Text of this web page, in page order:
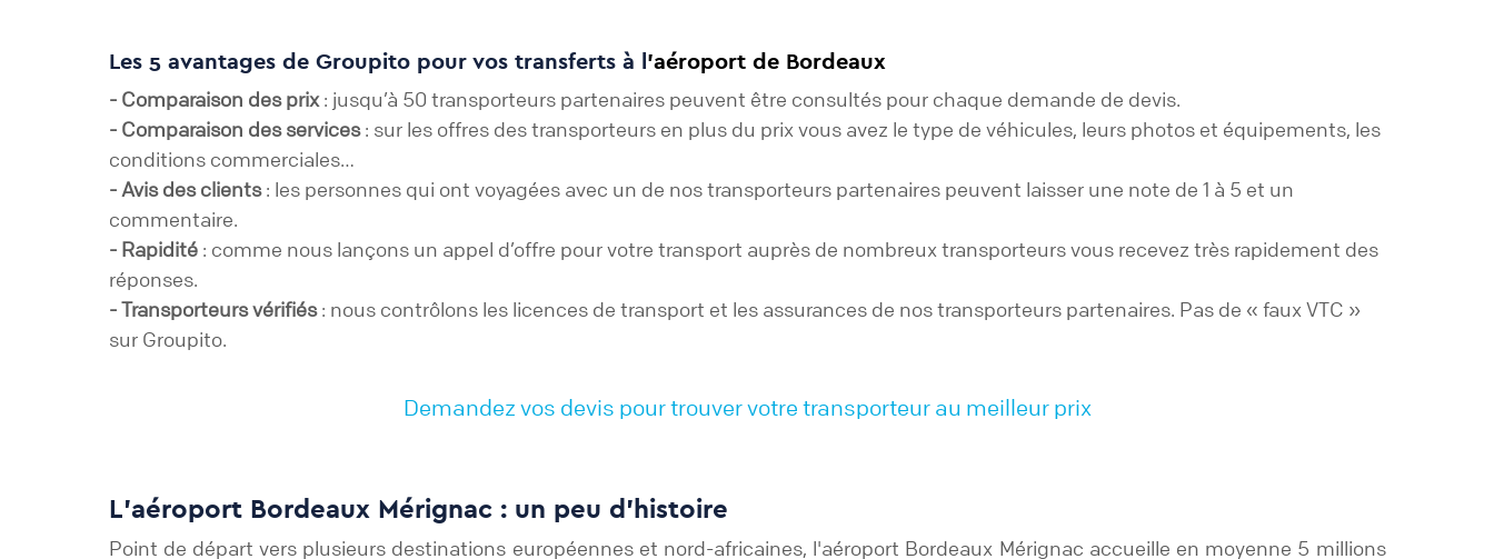
Les 5 avantages de Groupito pour vos transferts à l’aéroport de Bordeaux
- Comparaison des prix: jusqu’à 50 transporteurs partenaires peuvent être consultés pour chaque demande de devis.
- Comparaison des services: sur les offres des transporteurs en plus du prix vous avez le type de véhicules, leurs photos et équipements, les
conditions commerciales…
- Avis des clients: les personnes qui ont voyagées avec un de nos transporteurs partenaires peuvent laisser une note de 1 à 5 et un
commentaire.
- Rapidité : comme nous lançons un appel d’offre pour votre transport auprès de nombreux transporteurs vous recevez très rapidement des
réponses.
- Transporteurs vérifiés: nous contrôlons les licences de transport et les assurances de nos transporteurs partenaires. Pas de « faux VTC »
sur Groupito.
Demandez vos devis pour trouver votre transporteur au meilleur prix
L'aéroport Bordeaux Mérignac : un peu d’histoire
Point de départ vers plusieurs destinations européennes et nord-africaines, l'aéroport Bordeaux Mérignac accueille en moyenne 5 millions